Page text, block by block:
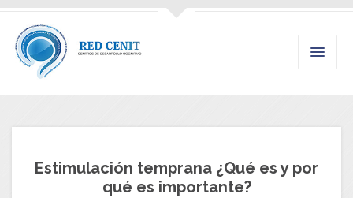
Estimulación temprana ¿Qué es y por
qué es importante?